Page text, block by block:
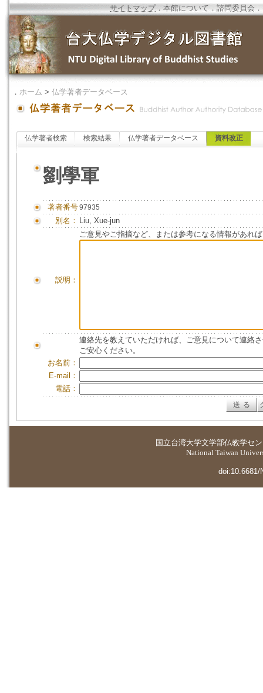
サイトマップ．本館について ．諮問委員会 ．
． ホーム > 仏学著者データベース
仏学著者検索 検索結果 仏学著者データベース 資料改正
劉學軍
著者番号97935
別名： Liu, Xue-jun
説明：
ご意見やご指摘など、または参考になる情報があれ
連絡先を教えていただければ、ご意見について連絡
ご安心ください。
お名前：
E-mail：
電話：
国立台湾大学文学部仏教学セ
National Taiwan
doi:10.6681/